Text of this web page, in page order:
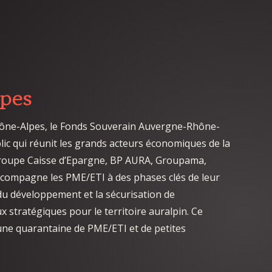
Alpes, le Fonds Souverain Auvergne-Rhône-
qui réunit les grands acteurs économiques de la
Caisse d’Epargne, BP AURA, Groupama,
les PME/ETI à des phases clés de leur
développementet la sécurisation de
stratégiques pour le territoire auralpin. Ce
quarantaine de PME/ETI et de petites